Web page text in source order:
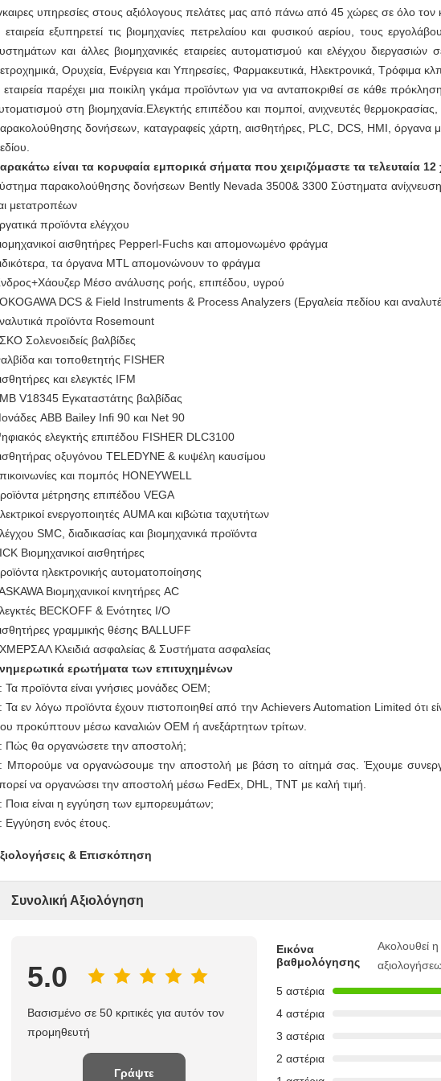
υπηρεσίες στους αξιόλογους πελάτες μας από πάνω από 45 χώρες σε όλο τον
εξυπηρετεί τις βιομηχανίες πετρελαίου και φυσικού αερίου, τους
και άλλες βιομηχανικές εταιρείες αυτοματισμού και ελέγχου διεργασιών
Ορυχεία, Ενέργεια και Υπηρεσίες, Φαρμακευτικά, Ηλεκτρονικά, Τρόφιμα
παρέχει μια ποικίλη γκάμα προϊόντων για να ανταποκριθεί σε κάθε
στη βιομηχανία.Ελεγκτής επιπέδου και πομποί, ανιχνευτές
δονήσεων, καταγραφείς χάρτη, αισθητήρες, PLC, DCS, HMI, όργανα
είναι τα κορυφαία εμπορικά σήματα που χειριζόμαστε τα τελευταία 12
παρακολούθησης δονήσεων Bently Nevada 3500& 3300 Σύστηματα
μετατροπέων
προϊόντα ελέγχου
αισθητήρες Pepperl-Fuchs και απομονωμένο φράγμα
τα όργανα MTL απομονώνουν το φράγμα
Μέσο ανάλυσης ροής, επιπέδου, υγρού
DCS & Field Instruments & Process Analyzers (Εργαλεία πεδίου και
προϊόντα Rosemount
Σολενοειδείς βαλβίδες
και τοποθετητής FISHER
και ελεγκτές IFM
V18345 Εγκαταστάτης βαλβίδας
ABB Bailey Infi 90 και Net 90
ελεγκτής επιπέδου FISHER DLC3100
οξυγόνου TELEDYNE & κυψέλη καυσίμου
και πομπός HONEYWELL
μέτρησης επιπέδου VEGA
ενεργοποιητές AUMA και κιβώτια ταχυτήτων
SMC, διαδικασίας και βιομηχανικά προϊόντα
Βιομηχανικοί αισθητήρες
ηλεκτρονικής αυτοματοποίησης
Βιομηχανικοί κινητήρες AC
BECKOFF & Ενότητες I/O
γραμμικής θέσης BALLUFF
Κλειδιά ασφαλείας & Συστήματα ασφαλείας
ερωτήματα των επιτυχημένων
Τα προϊόντα είναι γνήσιες μονάδες OEM;
Τα εν λόγω προϊόντα έχουν πιστοποιηθεί από την Achievers Automation Limited ότι
προκύπτουν μέσω καναλιών OEM ή ανεξάρτητων τρίτων.
Πώς θα οργανώσετε την αποστολή;
Μπορούμε να οργανώσουμε την αποστολή με βάση το αίτημά σας. Έχουμε
να οργανώσει την αποστολή μέσω FedEx, DHL, TNT με καλή τιμή.
Ποια είναι η εγγύηση των εμπορευμάτων;
Εγγύηση ενός έτους.
& Επισκόπηση
Συνολική Αξιολόγηση
5.0
Βασισμένο σε 50 κριτικές για αυτόν τον
προμηθευτή
Γράψτε
Εικόνα
βαθμολόγησης
Ακολουθεί
5 αστέρια
4 αστέρια
3 αστέρια
2 αστέρια